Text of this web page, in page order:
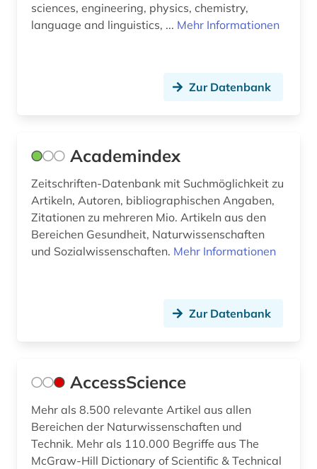
conferences (1)
design history (1)
deutsch (5)
deutschland (6)
deutschland gebrauchsmuster (1)
deutschland offenlegungsschrift (1)
didaktik der naturwissenschaften (1)
digitalisierung (2)
sciences, engineering, physics, chemistry,
language and linguistics, ... Mehr Informationen
Zur Datenbank
Academindex
Zeitschriften-Datenbank mit Suchmöglichkeit zu
Artikeln, Autoren, bibliographischen Angaben,
Zitationen zu mehreren Mio. Artikeln aus den
Bereichen Gesundheit, Naturwissenschaften
und Sozialwissenschaften. Mehr Informationen
Zur Datenbank
AccessScience
Mehr als 8.500 relevante Artikel aus allen
Bereichen der Naturwissenschaften und
Technik. Mehr als 110.000 Begriffe aus The
McGraw-Hill Dictionary of Scientific & Technical